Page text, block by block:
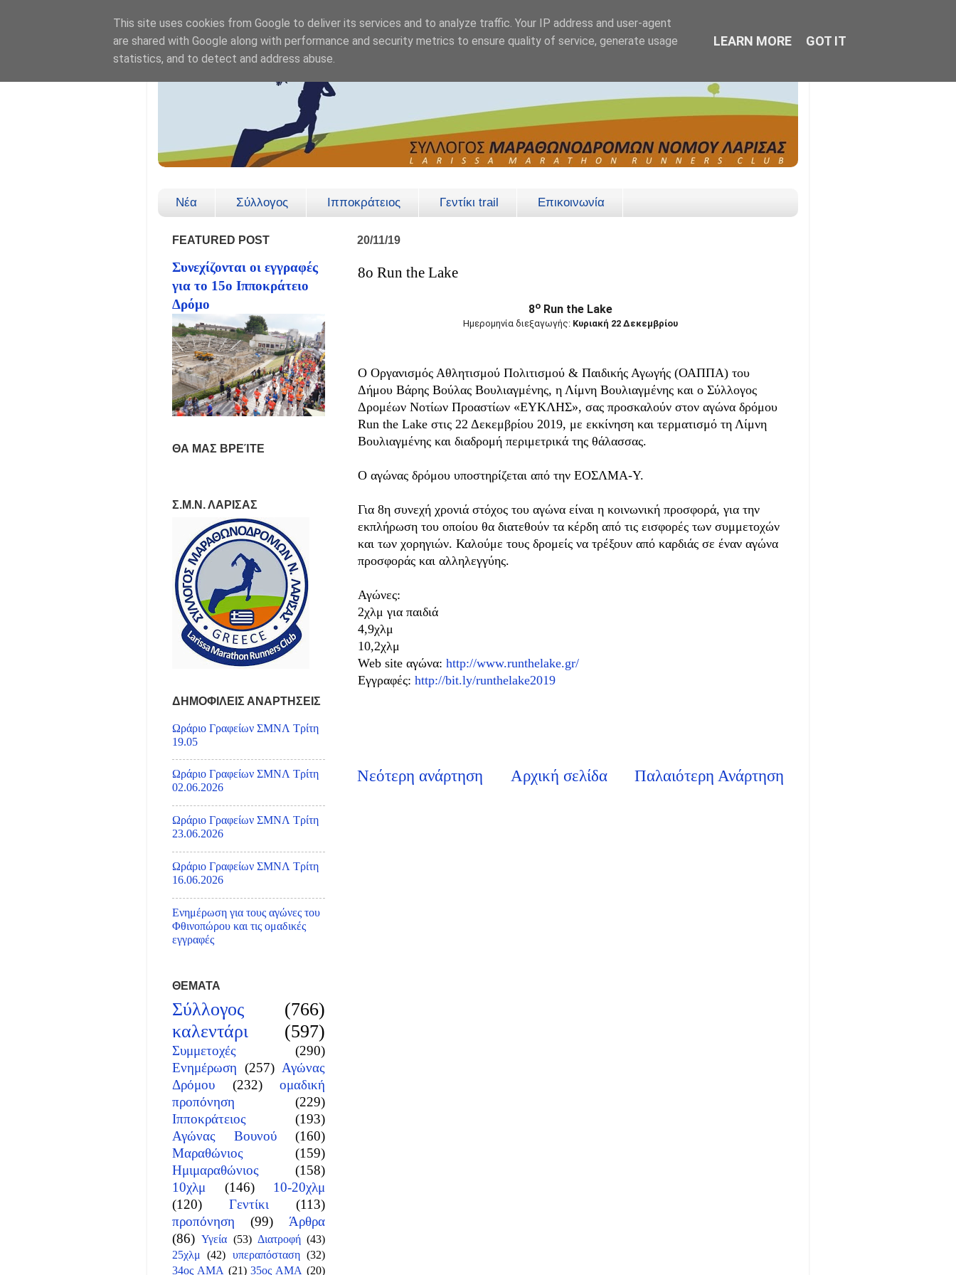
Νέα Σύλλογος Ιπποκράτειος Γεντίκι trail Επικοινωνία
20/11/19
8ο Run the Lake
8ο Run the Lake
Ημερομηνία διεξαγωγής: Κυριακή 22 Δεκεμβρίου
O Οργανισμός Αθλητισμού Πολιτισμού & Παιδικής Αγωγής (ΟΑΠΠΑ) του
Δήμου Βάρης Βούλας Βουλιαγμένης, η Λίμνη Βουλιαγμένης και ο Σύλλογος
Δρομέων Νοτίων Προαστίων «ΕΥΚΛΗΣ», σας προσκαλούν στον αγώνα δρόμου
Run the Lake στις 22 Δεκεμβρίου 2019, με εκκίνηση και τερματισμό τη Λίμνη
Βουλιαγμένης και διαδρομή περιμετρικά της θάλασσας.
Ο αγώνας δρόμου υποστηρίζεται από την ΕΟΣΛΜΑ-Υ.
Για 8η συνεχή χρονιά στόχος του αγώνα είναι η κοινωνική προσφορά, για την
εκπλήρωση του οποίου θα διατεθούν τα κέρδη από τις εισφορές των συμμετοχών
και των χορηγιών. Καλούμε τους δρομείς να τρέξουν από καρδιάς σε έναν αγώνα
προσφοράς και αλληλεγγύης.
Αγώνες:
2χλμ για παιδιά
4,9χλμ
10,2χλμ
Web site αγώνα: http://www.runthelake.gr/
Εγγραφές: http://bit.ly/runthelake2019
Νεότερη ανάρτηση Παλαιότερη Ανάρτηση
Αρχική σελίδα
FEATURED POST
Συνεχίζονται οι εγγραφές
για το 15ο Ιπποκράτειο
Δρόμο
ΘΑ ΜΑΣ ΒΡΕΊΤΕ
Σ.Μ.Ν. ΛΑΡΙΣΑΣ
ΔΗΜΟΦΙΛΕΙΣ ΑΝΑΡΤΗΣΕΙΣ
Ωράριο Γραφείων ΣΜΝΛ Τρίτη
19.05
Ωράριο Γραφείων ΣΜΝΛ Τρίτη
02.06.2026
Ωράριο Γραφείων ΣΜΝΛ Τρίτη
23.06.2026
Ωράριο Γραφείων ΣΜΝΛ Τρίτη
16.06.2026
Ενημέρωση για τους αγώνες του
Φθινοπώρου και τις ομαδικές
εγγραφές
ΘΕΜΑΤΑ
Σύλλογος
(766)
καλεντάρι
(597)
Συμμετοχές
(290)
Ενημέρωση (257) Αγώνας
Δρόμου
(232)
ομαδική
προπόνηση
(229)
Ιπποκράτειος
(193)
Αγώνας Βουνού
(160)
Μαραθώνιος
(159)
Ημιμαραθώνιος
(158)
10χλμ
(146)
10-20χλμ
(120)
Γεντίκι
(113)
προπόνηση
(99)
Άρθρα
(86) Υγεία (53) Διατροφή (43)
25χλμ (42) υπεραπόσταση (32)
34ος ΑΜΑ (21) 35ος ΑΜΑ (20)
This site uses cookies from Google to deliver its services and to analyze traffic. Your IP address and user-agent
are shared with Google along with performance and security metrics to ensure quality of service, generate usage
statistics, and to detect and address abuse.
LEARN MORE GOT IT